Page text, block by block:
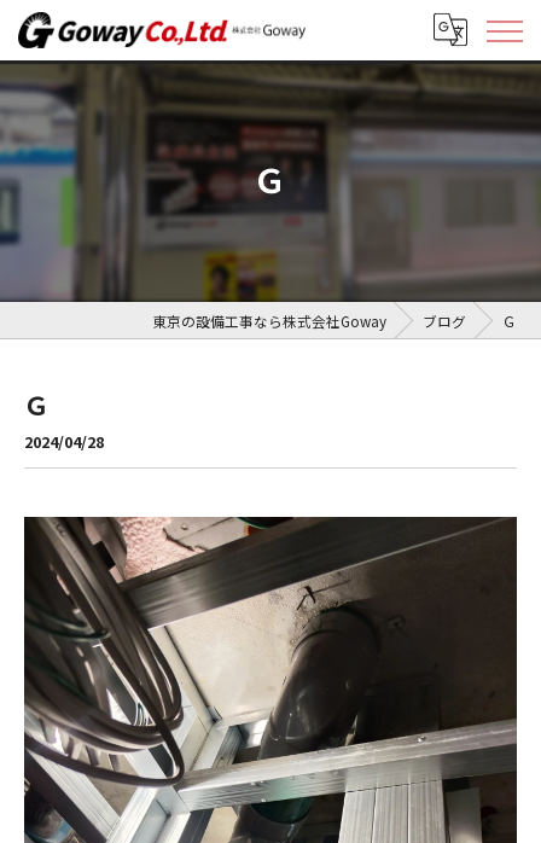
Ｇ
東京の設備工事なら株式会社Goway ブログ Ｇ
Ｇ
2024/04/28